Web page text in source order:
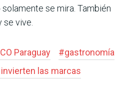
se mira. También
se vive.
Paraguay #gastronomía
las marcas